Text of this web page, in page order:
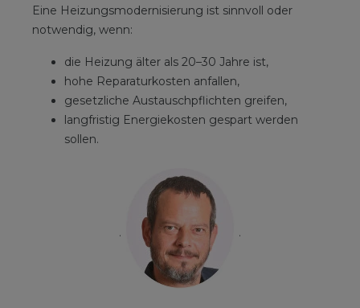
Eine Heizungsmodernisierung ist sinnvoll oder
notwendig, wenn:
die Heizung älter als 20–30 Jahre ist,
hohe Reparaturkosten anfallen,
gesetzliche Austauschpflichten greifen,
langfristig Energiekosten gespart werden
sollen.